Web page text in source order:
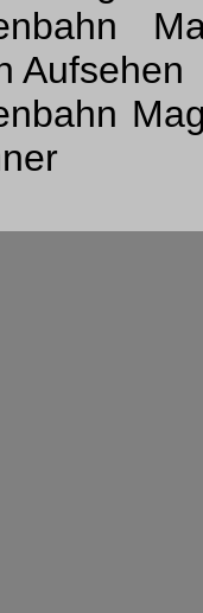
Aufsehen